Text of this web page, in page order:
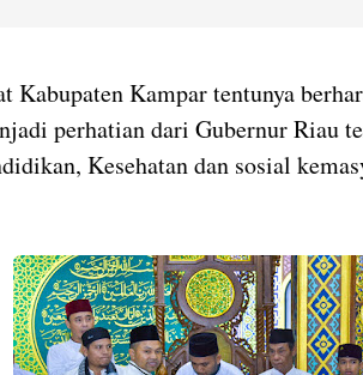
Kabupaten Kampar tentunya
perhatian dari Gubernur Riau
Kesehatan dan sosial